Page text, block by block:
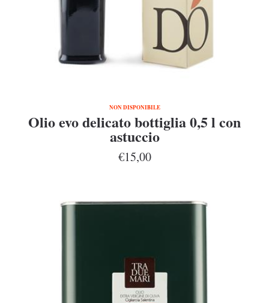
NON DISPONIBILE
Olio evo delicato bottiglia 0,5 l con
astuccio
€15,00